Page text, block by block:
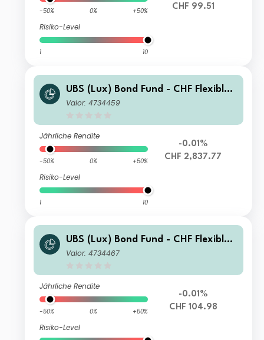
-50% 0% +50%
Risiko-Level
1 10
CHF 99.51
UBS (Lux) Bond Fund - CHF Flexible F
-acc
Valor: 4734459
Jährliche Rendite
-50% 0% +50%
Risiko-Level
1 10
-0.01%
CHF 2,837.77
UBS (Lux) Bond Fund - CHF Flexible I
-A3-acc
Valor: 4734467
Jährliche Rendite
-50% 0% +50%
Risiko-Level
-0.01%
CHF 104.98